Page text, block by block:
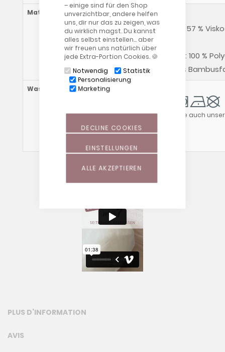
– einige sind für den Shop
unverzichtbar, andere helfen
uns, dir nur das zu zeigen, was
du wirklich magst. Du kannst
alles selbst einstellen… aber
wir freuen uns natürlich über
jede Extra-Portion Cookies. 🍪
Notwendig
Statistik
Personalisierung
Marketing
ALLE AKZEPTIEREN
EINSTELLUNGEN
DECLINE COOKIES
Materialzusammensetzung
Bezug:
Kissenhülle: 57 %
% Elasthan ­
Wattierung: 100 %
Viskose aus
Waschhinweise
Bitte beachte auch
PLUS D’INFORMATION
AVIS